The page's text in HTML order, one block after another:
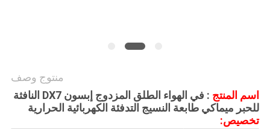
منتوج وصف
اسم المنتج
: في الهواء الطلق المزدوج إبسون DX7 النافثة
للحبر ميماكي طابعة النسيج التدفئة الكهربائية الحرارية
تخصيص: